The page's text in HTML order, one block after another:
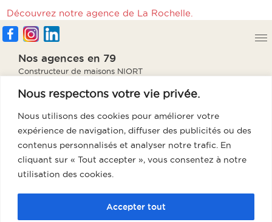
Nous respectons votre vie privée.
Nous utilisons des cookies pour améliorer votre
expérience de navigation, diffuser des publicités ou des
contenus personnalisés et analyser notre trafic. En
cliquant sur « Tout accepter », vous consentez à notre
utilisation des cookies.
Accepter tout
Découvrez notre agence de La Rochelle.
Nos agences en 79
Constructeur de maisons NIORT
Constructeur de maisons BRESSUIRE
Notre agence en 85
Constructeur de maisons Fontenay
Notre agence en 86
Constructeur de maisons Poitiers
Constructeur de maisons La Rochelle